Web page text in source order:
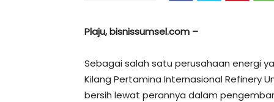
Plaju, bisnissumsel.com –
Sebagai salah satu perusahaan energi
Kilang Pertamina Internasional Refinery
bersih lewat perannya dalam